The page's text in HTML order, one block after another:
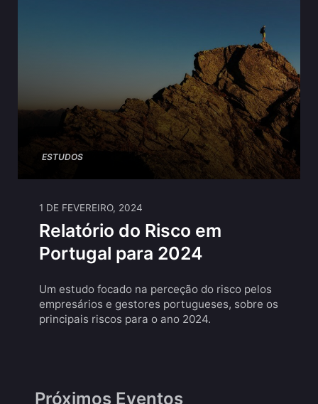
ESTUDOS
1 DE FEVEREIRO, 2024
Relatório do Risco em
Portugal para 2024
Um estudo focado na perceção do risco pelos
empresários e gestores portugueses, sobre os
principais riscos para o ano 2024.
Próximos Eventos